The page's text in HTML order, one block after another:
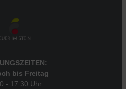
bis Freitag
- 17:30 Uhr